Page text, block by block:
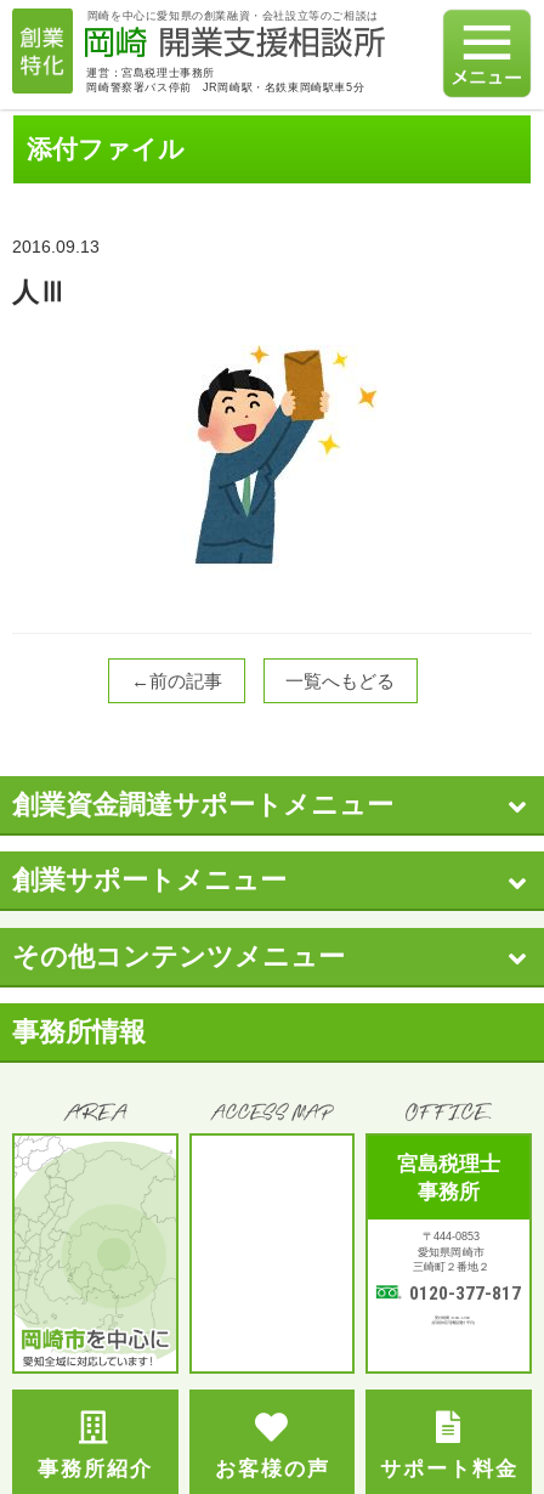
岡崎を中心に愛知県の創業融資・会社設立等のご相談は
運営：宮島税理士事務所
岡崎警察署バス停前 JR岡崎駅・名鉄東岡崎駅車5分
添付ファイル
2016.09.13
人Ⅲ
←前の記事 一覧へもどる
創業資金調達サポートメニュー
創業サポートメニュー
その他コンテンツメニュー
事務所情報
事務所紹介 お客様の声
宮島税理士
事務所
〒444-0853
愛知県岡崎市
三崎町２番地２
0120-377-817
受付時間：9:00～17:00
土日祝対応可(電話受付 平日)
サポート料金